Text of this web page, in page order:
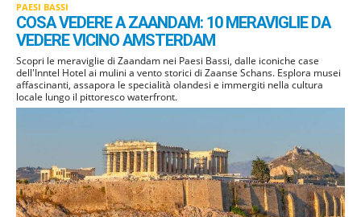
PAESI BASSI
COSA VEDERE A ZAANDAM: 10 MERAVIGLIE DA
VEDERE VICINO AMSTERDAM
Scopri le meraviglie di Zaandam nei Paesi Bassi, dalle iconiche case
dell'Inntel Hotel ai mulini a vento storici di Zaanse Schans. Esplora musei
affascinanti, assapora le specialità olandesi e immergiti nella cultura
locale lungo il pittoresco waterfront.